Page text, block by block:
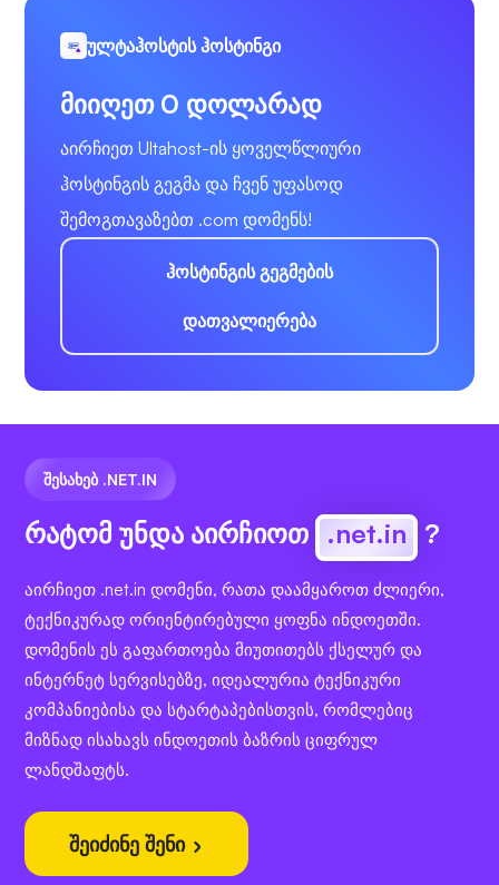
ულტაჰოსტის ჰოსტინგი
მიიღეთ 0 დოლარად
აირჩიეთ Ultahost-ის ყოველწლიური
ჰოსტინგის გეგმა და ჩვენ უფასოდ
შემოგთავაზებთ .com დომენს!
ჰოსტინგის გეგმების
დათვალიერება
ᲨᲔᲡᲐᲮᲔᲑ .NET.IN
რატომ უნდა აირჩიოთ .net.in ?
აირჩიეთ .net.in დომენი, რათა დაამყაროთ ძლიერი,
ტექნიკურად ორიენტირებული ყოფნა ინდოეთში.
დომენის ეს გაფართოება მიუთითებს ქსელურ და
ინტერნეტ სერვისებზე, იდეალურია ტექნიკური
კომპანიებისა და სტარტაპებისთვის, რომლებიც
მიზნად ისახავს ინდოეთის ბაზრის ციფრულ
ლანდშაფტს.
შეიძინე შენი